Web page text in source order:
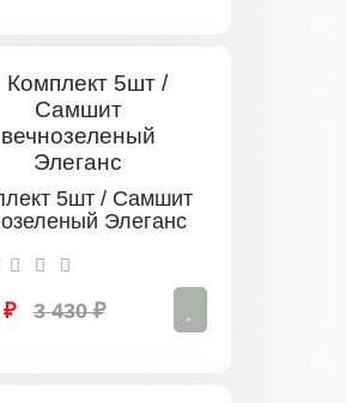
5шт / Самшит
Элеганс
3 430 ₽